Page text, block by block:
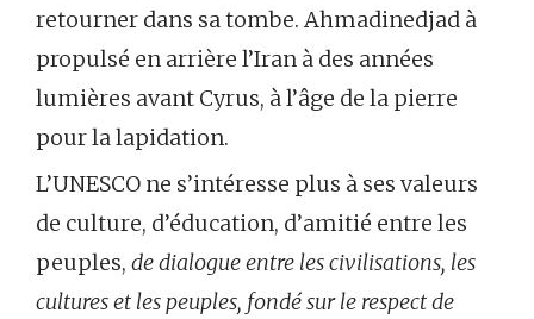
retourner dans sa tombe. Ahmadinedjad à
propulsé en arrière l’Iran à des années
lumières avant Cyrus, à l’âge de la pierre
pour la lapidation.
L’UNESCO ne s’intéresse plus à ses valeurs
de culture, d’éducation, d’amitié entre les
peuples, de dialogue entre les civilisations, les
cultures et les peuples, fondé sur le respect de